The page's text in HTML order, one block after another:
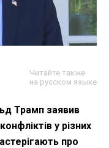
Читайте также
на русском языке
Трамп заявив
у різних
про